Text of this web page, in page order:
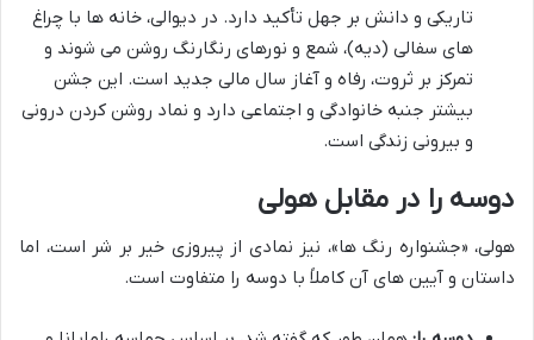
تاریکی و دانش بر جهل تأکید دارد. در دیوالی، خانه ها با چراغ
های سفالی (دیه)، شمع و نورهای رنگارنگ روشن می شوند و
تمرکز بر ثروت، رفاه و آغاز سال مالی جدید است. این جشن
بیشتر جنبه خانوادگی و اجتماعی دارد و نماد روشن کردن درونی
و بیرونی زندگی است.
دوسه را در مقابل هولی
هولی، «جشنواره رنگ ها»، نیز نمادی از پیروزی خیر بر شر است، اما
داستان و آیین های آن کاملاً با دوسه را متفاوت است.